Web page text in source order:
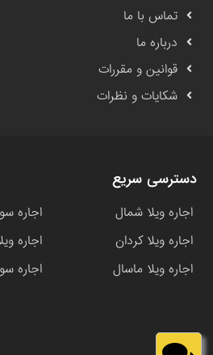
تماس با ما
درباره ما
قوانین و مقررات
شکایات و نظرات
دسترسی سریع
اجاره ویلا شمال اجاره
اجاره ویلا کردان
اجاره
اجاره ویلا ماسال
اجاره